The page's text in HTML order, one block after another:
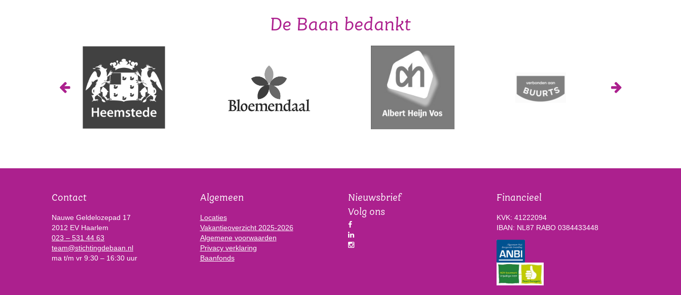
De Baan bedankt
Contact
Nauwe Geldelozepad 17
2012 EV Haarlem
023 – 531 44 63
team@stichtingdebaan.nl
ma t/m vr 9:30 – 16:30 uur
Algemeen
Locaties
Vakantieoverzicht 2025-2026
Algemene voorwaarden
Privacy verklaring
Baanfonds
Nieuwsbrief
Volg ons
Financieel
KVK: 41222094
IBAN: NL87 RABO 0384433448